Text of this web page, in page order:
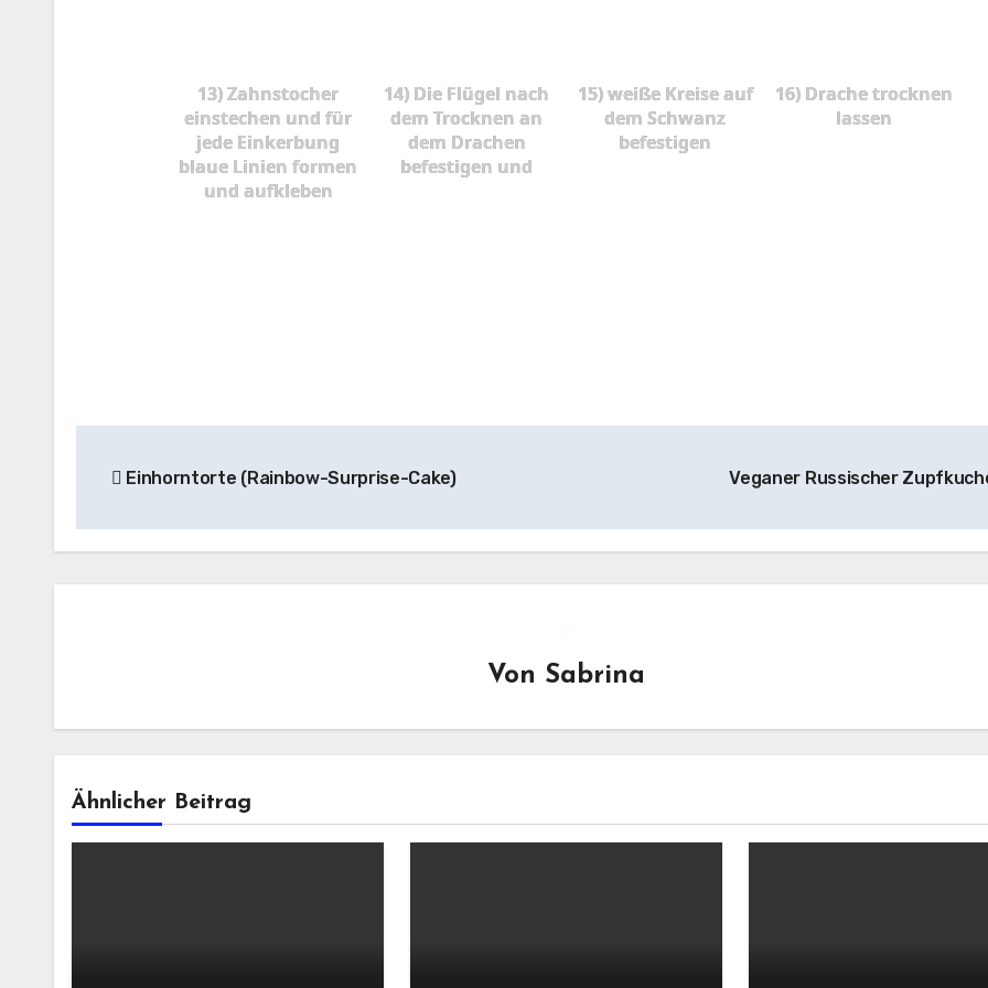
13) Zahnstocher
einstechen und für
jede Einkerbung
blaue Linien formen
und aufkleben
14) Die Flügel nach
dem Trocknen an
dem Drachen
befestigen und
15) weiße Kreise auf
dem Schwanz
befestigen
16) Drache trocknen
lassen
Einhorntorte (Rainbow-Surprise-Cake) Veganer Russischer
Von Sabrina
Ähnlicher Beitrag